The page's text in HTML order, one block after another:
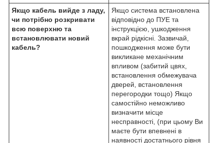
Якщо кабель вийде з ладу,
чи потрібно розкривати
всю поверхню та
встановлювати новий
кабель?
Якщо система встановлена
відповідно до ПУЕ та
інструкцією, ушкодження
вкрай рідкісні. Зазвичай,
пошкодження може бути
викликане механічним
впливом (забитий цвях,
встановлення обмежувача
дверей, встановлення
перегородки тощо) Якщо
самостійно неможливо
визначити місце
несправності, (при цьому Ви
маєте бути впевнені в
наявності достатнього рівня